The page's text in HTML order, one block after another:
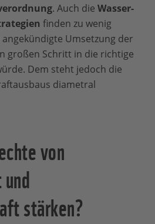
. Auch die Wasser-
finden zu wenig
Umsetzung der
großen Schritt in die richtige
Dem steht jedoch die
diametral
von
stärken?